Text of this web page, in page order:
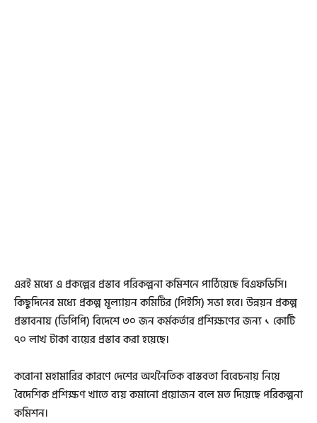
এরই মধ্যে এ প্রকল্পের প্রস্তাব পরিকল্পনা কমিশনে পাঠিয়েছে বিএফডিসি।
কিছুদিনের মধ্যে প্রকল্প মূল্যায়ন কমিটির (পিইসি) সভা হবে। উন্নয়ন প্রকল্প
প্রস্তাবনায় (ডিপিপি) বিদেশে ৩০ জন কর্মকর্তার প্রশিক্ষণের জন্য ১ কোটি
৭০ লাখ টাকা ব‌্যয়ের প্রস্তাব করা হয়েছে।
করোনা মহামারির কারণে দেশের অর্থনৈতিক বাস্তবতা বিবেচনায় নিয়ে
বৈদেশিক প্রশিক্ষণ খাতে ব্যয় কমানো প্রয়োজন বলে মত দিয়েছে পরিকল্পনা
কমিশন।